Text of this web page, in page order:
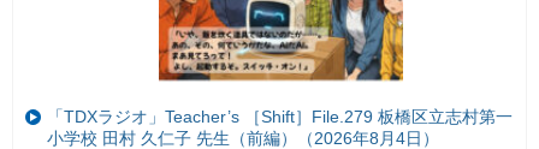
「TDXラジオ」Teacher’s ［Shift］File.279 板橋区立志村第一
小学校 田村 久仁子 先生（前編）（2026年8月4日）